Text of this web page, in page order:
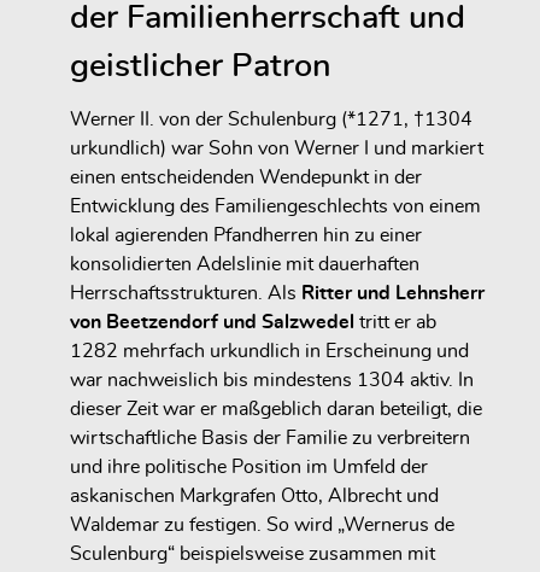
der Familienherrschaft und
geistlicher Patron
Werner II. von der Schulenburg (*1271, †1304
urkundlich) war Sohn von Werner I und markiert
einen entscheidenden Wendepunkt in der
Entwicklung des Familiengeschlechts von einem
lokal agierenden Pfandherren hin zu einer
konsolidierten Adelslinie mit dauerhaften
Herrschaftsstrukturen. Als Ritter und Lehnsherr
von Beetzendorf und Salzwedel tritt er ab
1282 mehrfach urkundlich in Erscheinung und
war nachweislich bis mindestens 1304 aktiv. In
dieser Zeit war er maßgeblich daran beteiligt, die
wirtschaftliche Basis der Familie zu verbreitern
und ihre politische Position im Umfeld der
askanischen Markgrafen Otto, Albrecht und
Waldemar zu festigen. So wird „Wernerus de
Sculenburg“ beispielsweise zusammen mit